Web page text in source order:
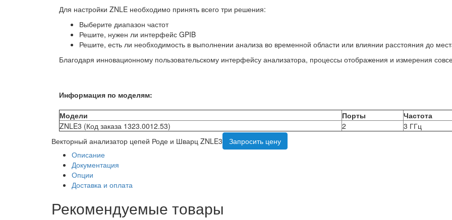
Для настройки ZNLE необходимо принять всего три решения:
Выберите диапазон частот
Решите, нужен ли интерфейс GPIB
Решите, есть ли необходимость в выполнении анализа во временной области или влиянии расстояния до
Благодаря инновационному пользовательскому интерфейсу анализатора, процессы отображения и измерения
Информация по моделям:
Модели Порты Частота
ZNLE3 (Код заказа 1323.0012.53)
2 3 ГГц
Векторный анализатор цепей Роде и Шварц ZNLE3
Запросить цену
Описание
Документация
Опции
Доставка и оплата
Рекомендуемые товары